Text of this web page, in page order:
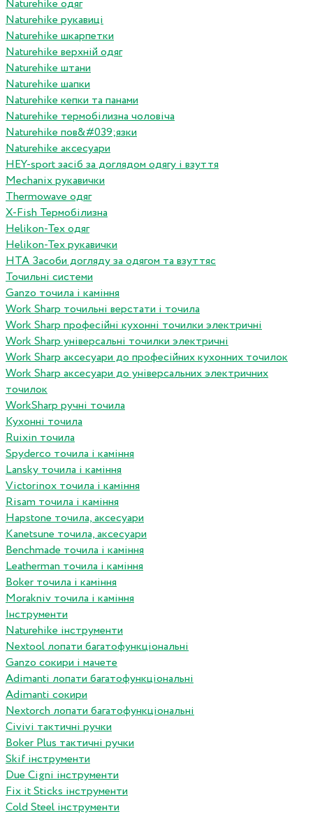
Naturehike одяг
Naturehike рукавиці
Naturehike шкарпетки
Naturehike верхній одяг
Naturehike штани
Naturehike шапки
Naturehike кепки та панами
Naturehike термобілизна чоловіча
Naturehike пов&#039;язки
Naturehike аксесуари
HEY-sport засіб за доглядом одягу і взуття
Mechanix рукавички
Thermowave одяг
X-Fish Термобілизна
Helikon-Tex одяг
Helikon-Tex рукавички
HTA Засоби догляду за одягом та взуттяс
Точильні системи
Ganzo точила і каміння
Work Sharp точильні верстати і точила
Work Sharp професiйнi кухоннi точилки электричнi
Work Sharp унiверсальнi точилки электричнi
Work Sharp аксесуари до професiйних кухонних точилок
Work Sharp аксесуари до унiверсальних электричних
точилок
WorkSharp ручні точила
Кухонні точила
Ruixin точила
Spyderco точила і каміння
Lansky точила і каміння
Victorinox точила і каміння
Risam точила і каміння
Hapstone точила, аксесуари
Kanetsune точила, аксесуари
Benchmade точила і каміння
Leatherman точила і каміння
Boker точила і каміння
Morakniv точила і каміння
Інструменти
Naturehike інструменти
Nextool лопати багатофункціональні
Ganzo сокири і мачете
Adimanti лопати багатофункціональні
Adimanti сокири
Nextorch лопати багатофункціональні
Сivivi тактичні ручки
Boker Plus тактичні ручки
Skif інструменти
Due Cigni інструменти
Fix it Sticks інструменти
Сold Steel інструменти